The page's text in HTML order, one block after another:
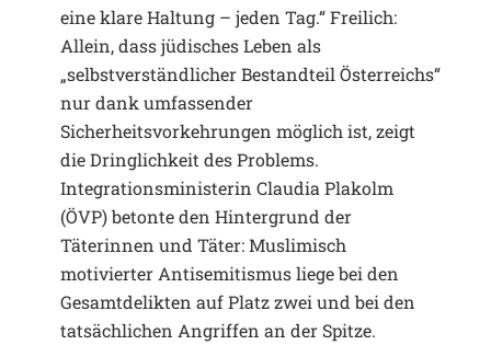
eine klare Haltung – jeden Tag.“ Freilich:
Allein, dass jüdisches Leben als
„selbstverständlicher Bestandteil Österreichs“
nur dank umfassender
Sicherheitsvorkehrungen möglich ist, zeigt
die Dringlichkeit des Problems.
Integrationsministerin Claudia Plakolm
(ÖVP) betonte den Hintergrund der
Täterinnen und Täter: Muslimisch
motivierter Antisemitismus liege bei den
Gesamtdelikten auf Platz zwei und bei den
tatsächlichen Angriffen an der Spitze.